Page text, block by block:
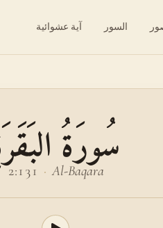
السور آية عشوائية
سُورَةُ
Al-Baqara
·
2:131